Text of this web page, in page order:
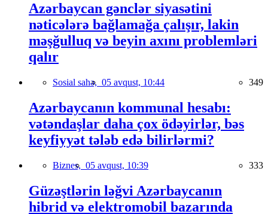
Azərbaycan gənclər siyasətini
nəticələrə bağlamağa çalışır, lakin
məşğulluq və beyin axını problemləri
qalır
Sosial sahə, 05 avqust, 10:44 349
Azərbaycanın kommunal hesabı:
vətəndaşlar daha çox ödəyirlər, bəs
keyfiyyət tələb edə bilirlərmi?
Biznes, 05 avqust, 10:39 333
Güzəştlərin ləğvi Azərbaycanın
hibrid və elektromobil bazarında